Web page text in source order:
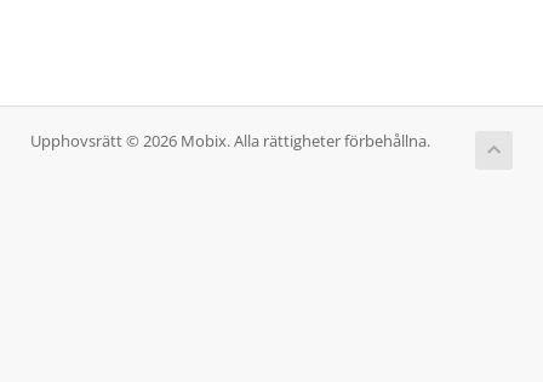
Upphovsrätt © 2026 Mobix. Alla rättigheter förbehållna.